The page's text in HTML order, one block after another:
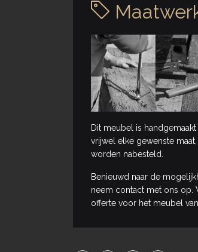
Dit meubel is
vrijwel elke gewenste
worden nabesteld.
Benieuwd naar de
neem contact met ons op.
offerte voor het meubel